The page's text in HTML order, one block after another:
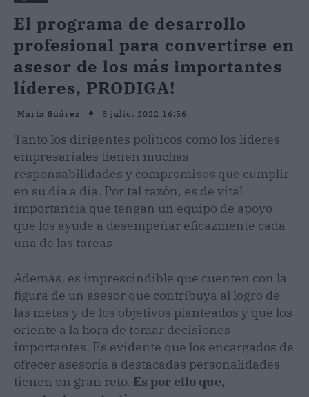
El programa de desarrollo
profesional para convertirse en
asesor de los más importantes
líderes, PRODIGA!
Marta Suárez 8 julio, 2022 16:56
Tanto los dirigentes políticos como los líderes
empresariales tienen muchas
responsabilidades y compromisos que cumplir
en su día a día. Por tal razón, es de vital
importancia que tengan un equipo de apoyo
que los ayude a desempeñar eficazmente cada
una de las tareas.
Además, es imprescindible que cuenten con la
figura de un asesor que contribuya al logro de
las metas y de los objetivos planteados y que los
oriente a la hora de tomar decisiones
importantes. Es evidente que los encargados de
ofrecer asesoría a destacadas personalidades
tienen un gran reto. Es por ello que,